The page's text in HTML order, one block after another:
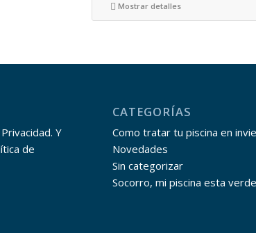
Mostrar detalles
Y
de
CATEGORÍAS
Como tratar tu piscina en
Novedades
Sin categorizar
Socorro, mi piscina esta verde